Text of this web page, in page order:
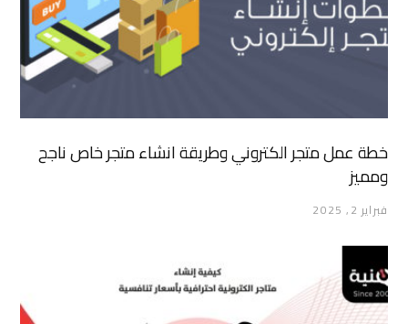
خطة عمل متجر الكتروني وطريقة انشاء متجر خاص ناجح
ومميز
فبراير 2, 2025